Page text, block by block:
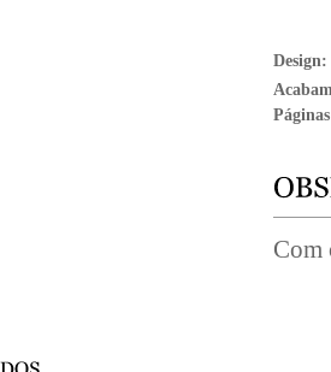
Design:
Com